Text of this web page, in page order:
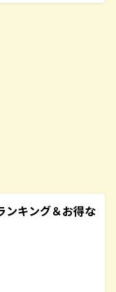
キング＆お得な